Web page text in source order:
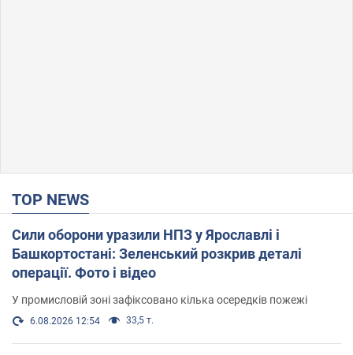
TOP NEWS
Сили оборони уразили НПЗ у Ярославлі і
Башкортостані: Зеленський розкрив деталі
операції. Фото і відео
У промисловій зоні зафіксовано кілька осередків пожежі
6.08.2026 12:54 33,5 т.